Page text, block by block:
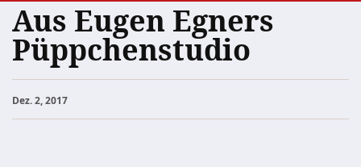
Aus Eugen Egners
Püppchenstudio
Dez. 2, 2017